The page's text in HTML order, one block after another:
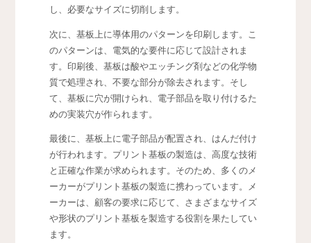
し、必要なサイズに切削します。
次に、基板上に導体用のパターンを印刷します。こ
のパターンは、電気的な要件に応じて設計されま
す。印刷後、基板は酸やエッチング剤などの化学物
質で処理され、不要な部分が除去されます。そし
て、基板に穴が開けられ、電子部品を取り付けるた
めの実装穴が作られます。
最後に、基板上に電子部品が配置され、はんだ付け
が行われます。プリント基板の製造は、高度な技術
と正確な作業が求められます。そのため、多くのメ
ーカーがプリント基板の製造に携わっています。メ
ーカーは、顧客の要求に応じて、さまざまなサイズ
や形状のプリント基板を製造する役割を果たしてい
ます。